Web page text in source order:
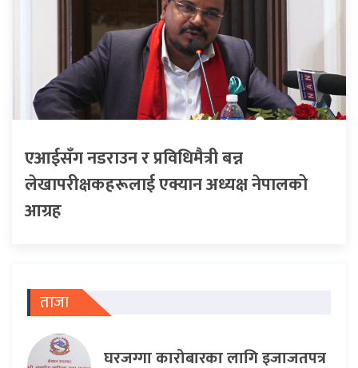
एआईसँग नडराउन र प्रविधिमैत्री बन्न
लेखापरीक्षकहरूलाई एक्यान अध्यक्ष नेपालको
आग्रह
ताजा
घरजग्गा कारोबारका लागि इजाजतपत्र